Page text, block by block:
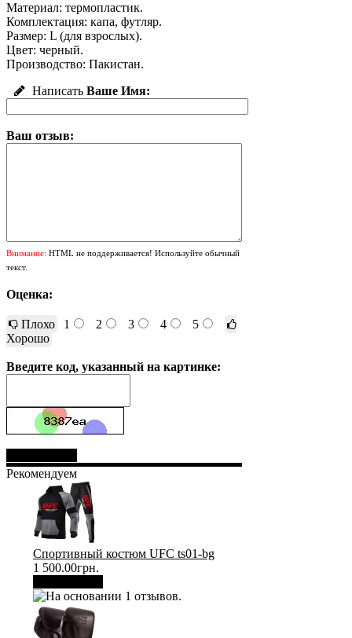
Материал: термопластик.
Комплектация: капа, футляр.
Размер: L (для взрослых).
Цвет: черный.
Производство: Пакистан.
Написать Ваше Имя:
Ваш отзыв:
Внимание: HTML не поддерживается! Используйте обычный
текст.
Оценка:
Плохо 1 2 3 4
5
Хорошо
Введите код, указанный на картинке:
Рекомендуем
Спортивный костюм UFC ts01-bg
1 500.00грн.